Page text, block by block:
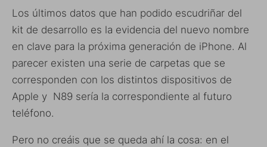
Los últimos datos que han podido escudriñar del
kit de desarrollo es la evidencia del nuevo nombre
en clave para la próxima generación de iPhone. Al
parecer existen una serie de carpetas que se
corresponden con los distintos dispositivos de
Apple y N89 sería la correspondiente al futuro
teléfono.
Pero no creáis que se queda ahí la cosa: en el